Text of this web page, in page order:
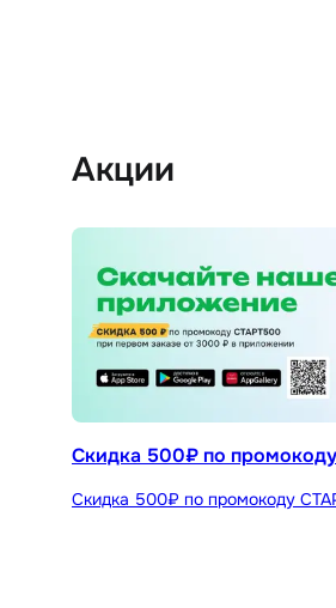
Акции
Скидка 500₽ по
Скидка 500₽ по промокоду